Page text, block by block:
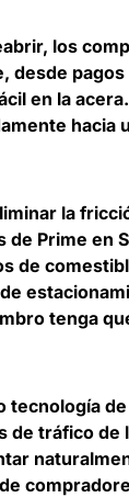
los
, desde
en la
hacia
la
Prime en
de
tenga
tecnología
de tráfico de